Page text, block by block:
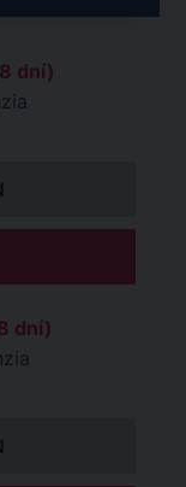
dní)
dní)